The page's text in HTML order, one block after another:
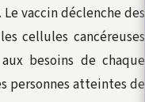
vaccin déclenche des
cellules cancéreuses
besoins de chaque
personnes atteintes de